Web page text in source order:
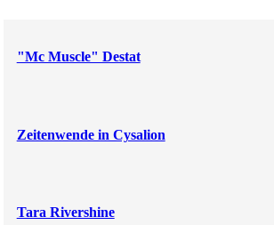
"Mc Muscle" Destat
Zeitenwende in Cysalion
Tara Rivershine